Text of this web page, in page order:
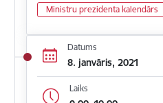
Ministru prezidenta kalendārs
Datums
8. janvāris, 2021
Laiks